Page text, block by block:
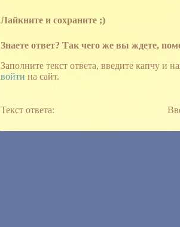
Лайкните и сохраните ;)
Знаете ответ? Так чего же вы ждете,
Заполните текст ответа, введите капчу и
войти на сайт.
Текст ответа: